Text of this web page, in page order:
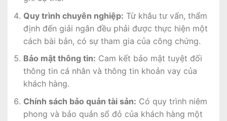
Quy trình chuyên nghiệp: Từ khâu tư vấn, thẩm
định đến giải ngân đều phải được thực hiện một
cách bài bản, có sự tham gia của công chứng.
Bảo mật thông tin: Cam kết bảo mật tuyệt đối
thông tin cá nhân và thông tin khoản vay của
khách hàng.
Chính sách bảo quản tài sản: Có quy trình niêm
phong và bảo quản sổ đỏ của khách hàng một